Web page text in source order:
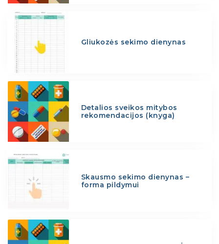
Gliukozės sekimo dienynas
Detalios sveikos mitybos
rekomendacijos (knyga)
Skausmo sekimo dienynas –
forma pildymui